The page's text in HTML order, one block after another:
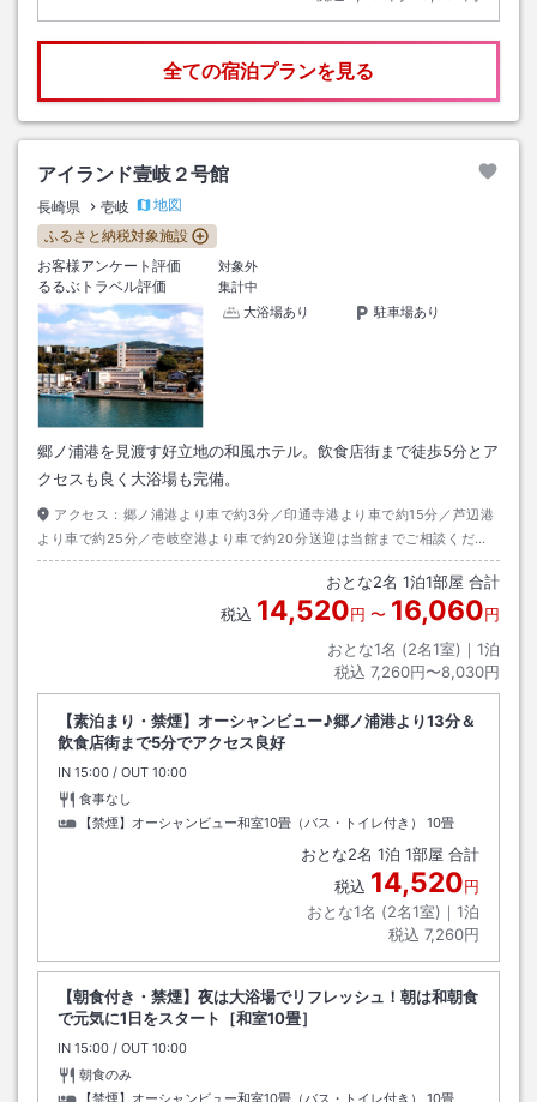
全ての宿泊プランを見る
アイランド壹岐２号館
長崎県 壱岐
地図
ふるさと納税対象施設
お客様アンケート評価
対象外
るるぶトラベル評価
集計中
大浴場あり
駐車場あり
郷ノ浦港を見渡す好立地の和風ホテル。飲食店街まで徒歩5分とア
クセスも良く大浴場も完備。
アクセス： 郷ノ浦港より車で約3分／印通寺港より車で約15分／芦辺港
より車で約25分／壱岐空港より車で約20分送迎は当館までご相談くださ
いませ。
おとな2名 1泊1部屋 合計
税込 14,520円 〜 16,060円
おとな1名 (2名1室)｜ 1泊
税込 7,260円〜8,030円
【素泊まり・禁煙】オーシャンビュー♪郷ノ浦港より13分＆
飲食店街まで5分でアクセス良好
IN チェックイン
15:00 / OUT チェックアウト
10:00
食事なし
【禁煙】オーシャンビュー和室10畳（バス・トイレ付き）
10畳
おとな2名 1泊 1部屋 合計
税込 14,520円
おとな1名 (2名1室)｜ 1泊
税込 7,260円
【朝食付き・禁煙】夜は大浴場でリフレッシュ！朝は和朝食
で元気に1日をスタート［和室10畳］
IN チェックイン
15:00 / OUT チェックアウト
10:00
朝食のみ
【禁煙】オーシャンビュー和室10畳（バス・トイレ付き）
10畳